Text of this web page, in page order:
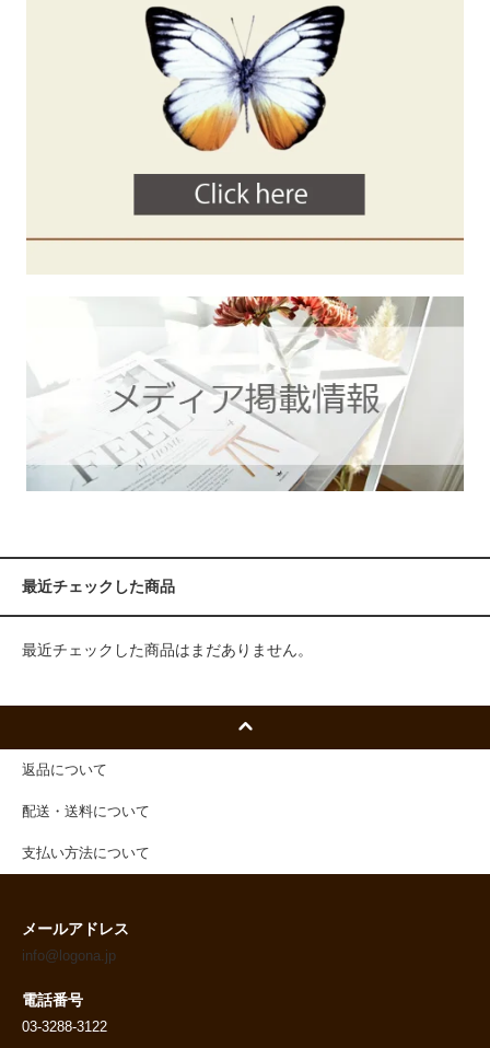
最近チェックした商品
最近チェックした商品はまだありません。
返品について
配送・送料について
支払い方法について
メールアドレス
info@logona.jp
電話番号
03-3288-3122